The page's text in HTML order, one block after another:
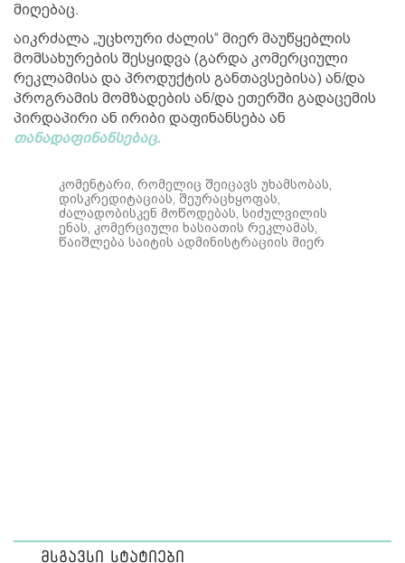
მიღებაც.
აიკრძალა „უცხოური ძალის“ მიერ მაუწყებლის
მომსახურების შესყიდვა (გარდა კომერციული
რეკლამისა და პროდუქტის განთავსებისა) ან/და
პროგრამის მომზადების ან/და ეთერში გადაცემის
პირდაპირი ან ირიბი დაფინანსება ან
თანადაფინანსებაც.
კომენტარი, რომელიც შეიცავს უხამსობას,
დისკრედიტაციას, შეურაცხყოფას,
ძალადობისკენ მოწოდებას, სიძულვილის
ენას, კომერციული ხასიათის რეკლამას,
წაიშლება საიტის ადმინისტრაციის მიერ
მსგავსი სტატიები